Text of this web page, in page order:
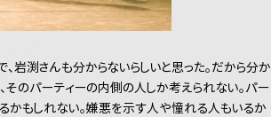
岩渕さんも分からないらしいと思った。だから分か
そのパーティーの内側の人しか考えられない。パー
かもしれない。嫌悪を示す人や憧れる人もいるか